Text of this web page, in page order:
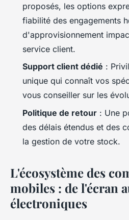
proposés, les options
fiabilité des engagements
d'approvisionnement
service client.
Support client dédié :
unique qui connaît vos
vous conseiller sur les
Politique de retour : Une
des délais étendus et des
la gestion de votre stock.
L'écosystème des
mobiles : de l'écran
électroniques